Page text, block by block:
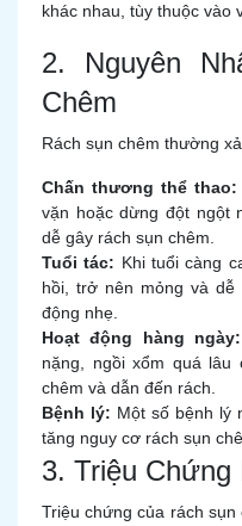
khác nhau, tùy thuộc vào
2. Nguyên
Chêm
Rách sụn chêm thường
Chấn thương thể thao:
vặn hoặc dừng đột ngột
dễ gây rách sụn chêm.
Tuổi tác: Khi tuổi càng
hồi, trở nên mỏng và
động nhẹ.
Hoạt động hàng ngày:
nặng, ngồi xổm quá
chêm và dẫn đến rách.
Bệnh lý: Một số bệnh lý
tăng nguy cơ rách sụn
3. Triệu Chứng
Triệu chứng của rách